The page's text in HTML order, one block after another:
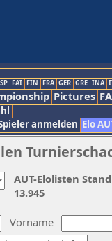
FAI FIN FRA GER GRE INA
Pictures
anmelden Elo
Vorname
AUT-Elolisten
13.945